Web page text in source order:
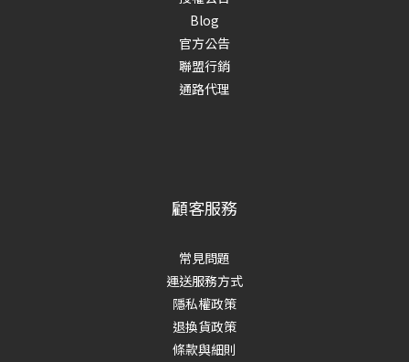
Blog
官方公告
聯盟行銷
通路代理
顧客服務
常見問題
運送服務方式
隱私權政策
退換貨政策
條款與細則